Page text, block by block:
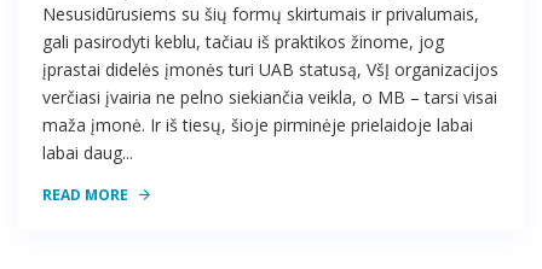
Nesusidūrusiems su šių formų skirtumais ir privalumais,
gali pasirodyti keblu, tačiau iš praktikos žinome, jog
įprastai didelės įmonės turi UAB statusą, VšĮ organizacijos
verčiasi įvairia ne pelno siekiančia veikla, o MB – tarsi visai
maža įmonė. Ir iš tiesų, šioje pirminėje prielaidoje labai
labai daug...
READ MORE